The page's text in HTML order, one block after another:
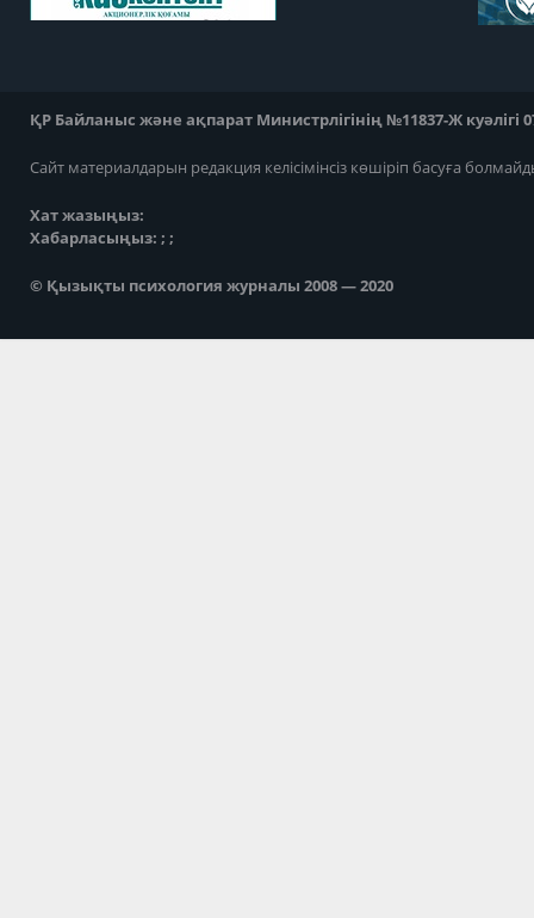
ҚР Байланыс және ақпарат Министрлігінің №11837-Ж куәлігі
Сайт материалдарын редакция келісімінсіз көшіріп басуға
Хат жазыңыз:
Хабарласыңыз: ; ;
© Қызықты психология журналы 2008 — 2020